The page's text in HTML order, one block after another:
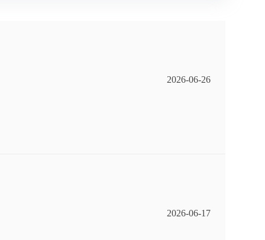
2026-06-26
2026-06-17